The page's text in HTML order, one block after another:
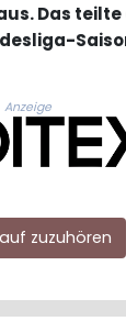
Das teilte
Anzeige
zuzuhören